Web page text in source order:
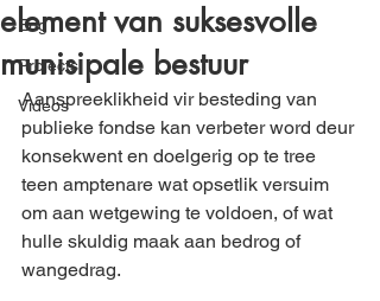
Eng
Projects
Videos
element van suksesvolle
munisipale bestuur
Aanspreeklikheid vir besteding van
publieke fondse kan verbeter word deur
konsekwent en doelgerig op te tree
teen amptenare wat opsetlik versuim
om aan wetgewing te voldoen, of wat
hulle skuldig maak aan bedrog of
wangedrag.